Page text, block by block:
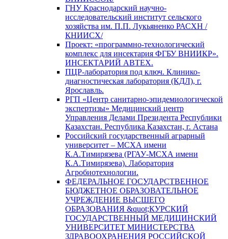
ГНУ Краснодарский научно-
исследовательский институт сельского
хозяйства им. П.П. Лукьяненко РАСХН /
КНИИСХ/
Проект: «программно-технологический
комплекс для инсектария ФГБУ ВНИИКР».
ИНСЕКТАРИЙ АВТЕХ.
ПЦР-лаборатория под ключ. Клинико-
диагностическая лаборатория (КДЛ), г.
Ярославль.
РГП «Центр санитарно-эпидемиологической
экспертизы» Медицинский центр
Управления Делами Президента Республики
Казахстан. Республика Казахстан, г. Астана
Российский государственный аграрный
университет – МСХА имени
К.А.Тимирязева (РГАУ-МСХА имени
К.А.Тимирязева). Лаборатория
Агробиотехнологии.
ФЕДЕРАЛЬНОЕ ГОСУДАРСТВЕННОЕ
БЮДЖЕТНОЕ ОБРАЗОВАТЕЛЬНОЕ
УЧРЕЖДЕНИЕ ВЫСШЕГО
ОБРАЗОВАНИЯ &quot;КУРСКИЙ
ГОСУДАРСТВЕННЫЙ МЕДИЦИНСКИЙ
УНИВЕРСИТЕТ МИНИСТЕРСТВА
ЗДРАВООХРАНЕНИЯ РОССИЙСКОЙ